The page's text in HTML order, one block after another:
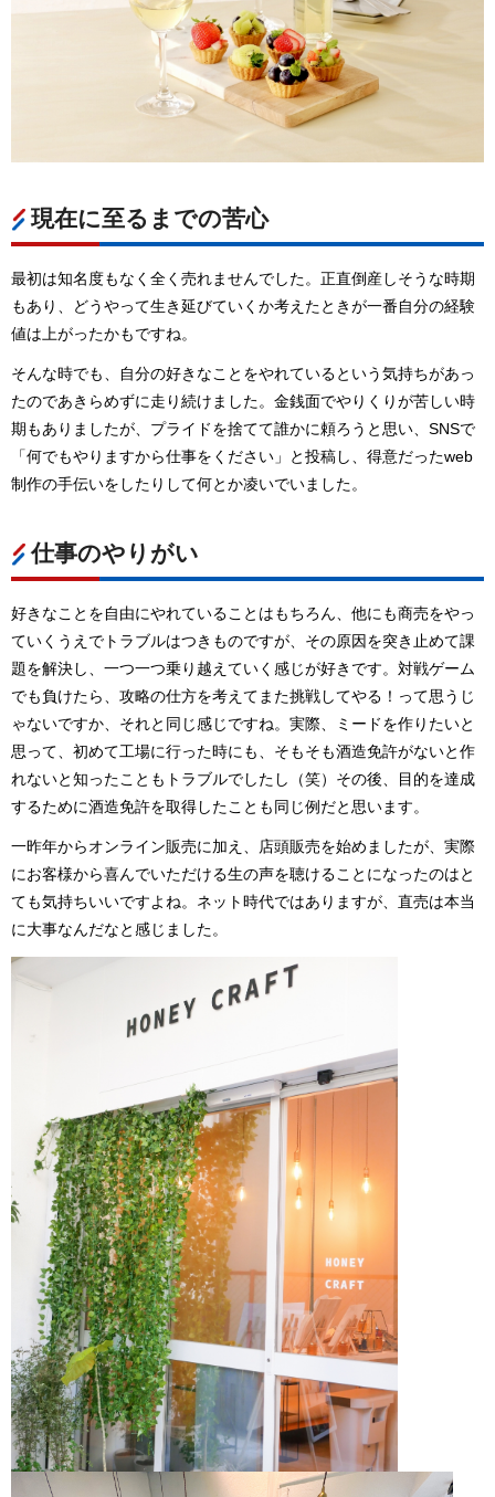
現在に至るまでの苦心
最初は知名度もなく全く売れませんでした。正直倒産しそうな時期
もあり、どうやって生き延びていくか考えたときが一番自分の経験
値は上がったかもですね。
そんな時でも、自分の好きなことをやれているという気持ちがあっ
たのであきらめずに走り続けました。金銭面でやりくりが苦しい時
期もありましたが、プライドを捨てて誰かに頼ろうと思い、SNSで
「何でもやりますから仕事をください」と投稿し、得意だったweb
制作の手伝いをしたりして何とか凌いでいました。
仕事のやりがい
好きなことを自由にやれていることはもちろん、他にも商売をやっ
ていくうえでトラブルはつきものですが、その原因を突き止めて課
題を解決し、一つ一つ乗り越えていく感じが好きです。対戦ゲーム
でも負けたら、攻略の仕方を考えてまた挑戦してやる！って思うじ
ゃないですか、それと同じ感じですね。実際、ミードを作りたいと
思って、初めて工場に行った時にも、そもそも酒造免許がないと作
れないと知ったこともトラブルでしたし（笑）その後、目的を達成
するために酒造免許を取得したことも同じ例だと思います。
一昨年からオンライン販売に加え、店頭販売を始めましたが、実際
にお客様から喜んでいただける生の声を聴けることになったのはと
ても気持ちいいですよね。ネット時代ではありますが、直売は本当
に大事なんだなと感じました。